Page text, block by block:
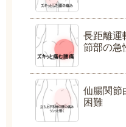
長距離運
節部の急
仙腸関節
困難